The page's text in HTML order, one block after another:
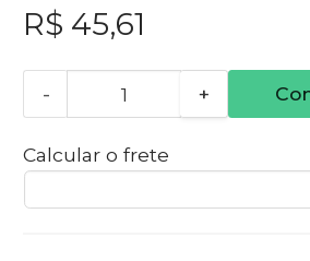
R$ 45,61
- +
Calcular o frete